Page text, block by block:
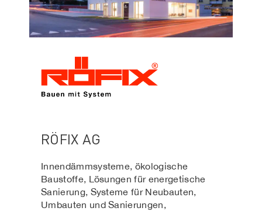
RÖFIX AG
Innendämmsysteme, ökologische
Baustoffe, Lösungen für energetische
Sanierung, Systeme für Neubauten,
Umbauten und Sanierungen,